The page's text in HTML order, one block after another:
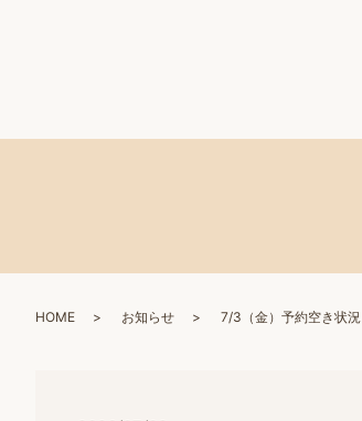
HOME お知らせ 7/3（金）予約空き状況